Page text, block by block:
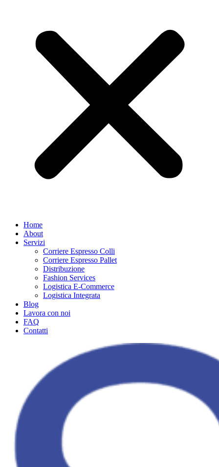
Home
About
Servizi
Corriere Espresso Colli
Corriere Espresso Pallet
Distribuzione
Fashion Services
Logistica E-Commerce
Logistica Integrata
Blog
Lavora con noi
FAQ
Contatti